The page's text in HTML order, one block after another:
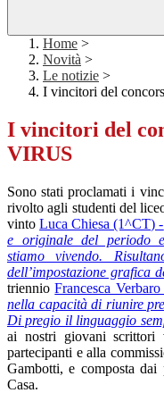
Home >
Novità >
Le notizie >
I vincitori del
I vincitori del
VIRUS
Sono stati proclamati i
rivolto agli studenti del
vintoLuca Chiesa (1^CT) -
e originale del periodo
stiamo vivendo.
dell’impostazione grafica
triennioFrancesca
nella capacità di riunire
Di pregio il linguaggio
ai nostri giovani
partecipanti e alla
Gambotti, e composta
Casa.